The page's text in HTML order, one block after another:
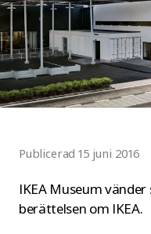
Publicerad 15 juni 2016
IKEA Museum
berättelsen om IKEA.